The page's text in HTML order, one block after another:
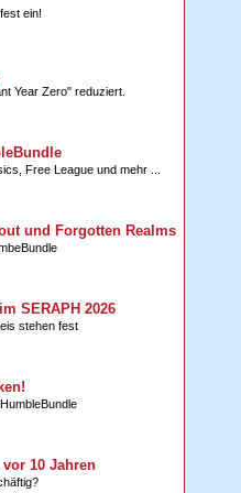
ein!
Year Zero" reduziert.
Free League und mehr ...
und Forgotten Realms
SERAPH 2026
stehen fest
vor 10 Jahren